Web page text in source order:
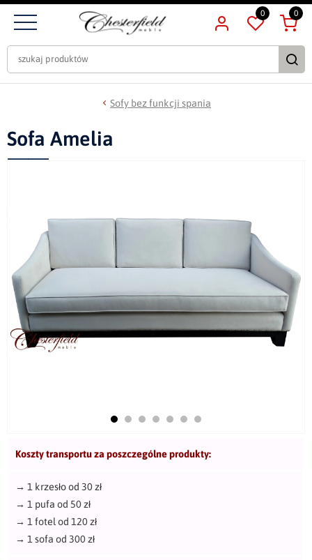
0 0
Sofy bez funkcji spania
Sofa Amelia
Koszty transportu za poszczególne produkty:
→ 1 krzesło od 30 zł
→ 1 pufa od 50 zł
→ 1 fotel od 120 zł
→ 1 sofa od 300 zł